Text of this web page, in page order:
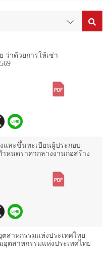
ว่าด้วยการให้เช่า
และขึ้นทะเบียนผู้ประกอบ
หนดราคากลางงานก่อสร้าง
สาหกรรมแห่งประเทศไทย
ตสาหกรรมแห่งประเทศไทย